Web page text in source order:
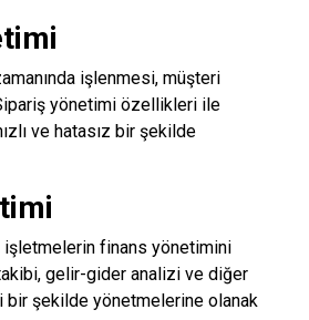
işlenmesi, müşteri
yönetimi özellikleri ile
ve hatasız bir şekilde
finans yönetimini
gelir-gider analizi ve diğer
şekilde yönetmelerine olanak